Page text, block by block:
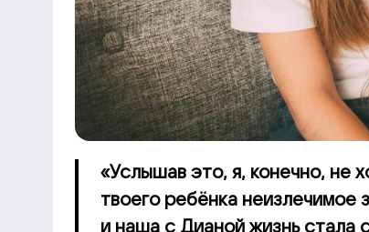
«Услышав это, я, конечно, не
твоего ребёнка неизлечимое
и наша с Дианой жизнь стала